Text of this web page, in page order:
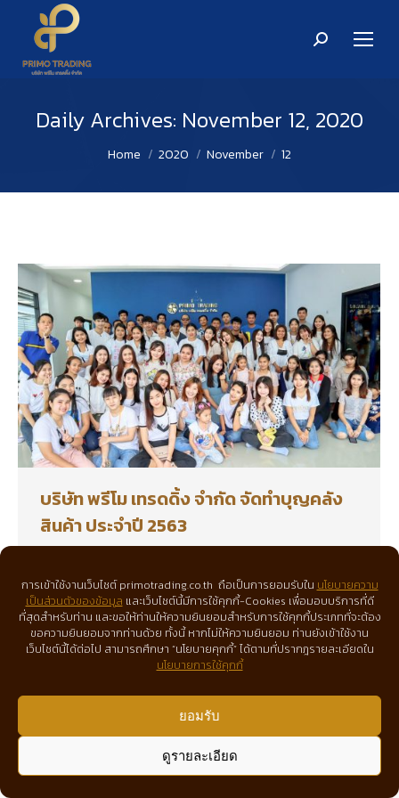
การเข้าใช้งานเว็บไซต์ primotrading.co.th ถือเป็นการยอมรับใน นโยบายความ
เป็นส่วนตัวของข้อมูล และเว็บไซต์นี้มีการใช้คุกกี้-Cookies เพื่อมอบบริการที่ดี
ที่สุดสำหรับท่าน และขอให้ท่านให้ความยินยอมสำหรับการใช้คุกกี้ประเภทที่จะต้อง
ขอความยินยอมจากท่านด้วย ทั้งนี้ หากไม่ให้ความยินยอม ท่านยังเข้าใช้งาน
เว็บไซต์นี้ได้ต่อไป สามารถศึกษา “นโยบายคุกกี้” ได้ตามที่ปรากฎรายละเอียดใน
นโยบายการใช้คุกกี้
ยอมรับ
ดูรายละเอียด
Search:
Daily Archives: November 12, 2020
You are here:
Home 2020 November 12
บริษัท พรีโม เทรดดิ้ง จำกัด จัดทำบุญคลัง
สินค้า ประจำปี 2563
November 12, 2020
บริษัท พรีโม เทรดดิ้ง จำกัด จัดทำบุญคลังสินค้า ประจำปี
2563